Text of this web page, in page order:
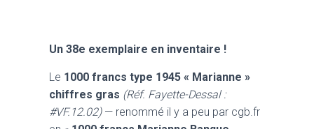
Un 38e exemplaire en inventaire !
Le 1000 francs type 1945 « Marianne »
chiffres gras (Réf. Fayette-Dessal :
#VF.12.02)— renommé il y a peu par cgb.fr